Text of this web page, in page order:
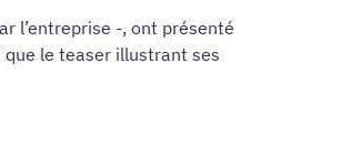
l’entreprise -, ont présenté
que le teaser illustrant ses